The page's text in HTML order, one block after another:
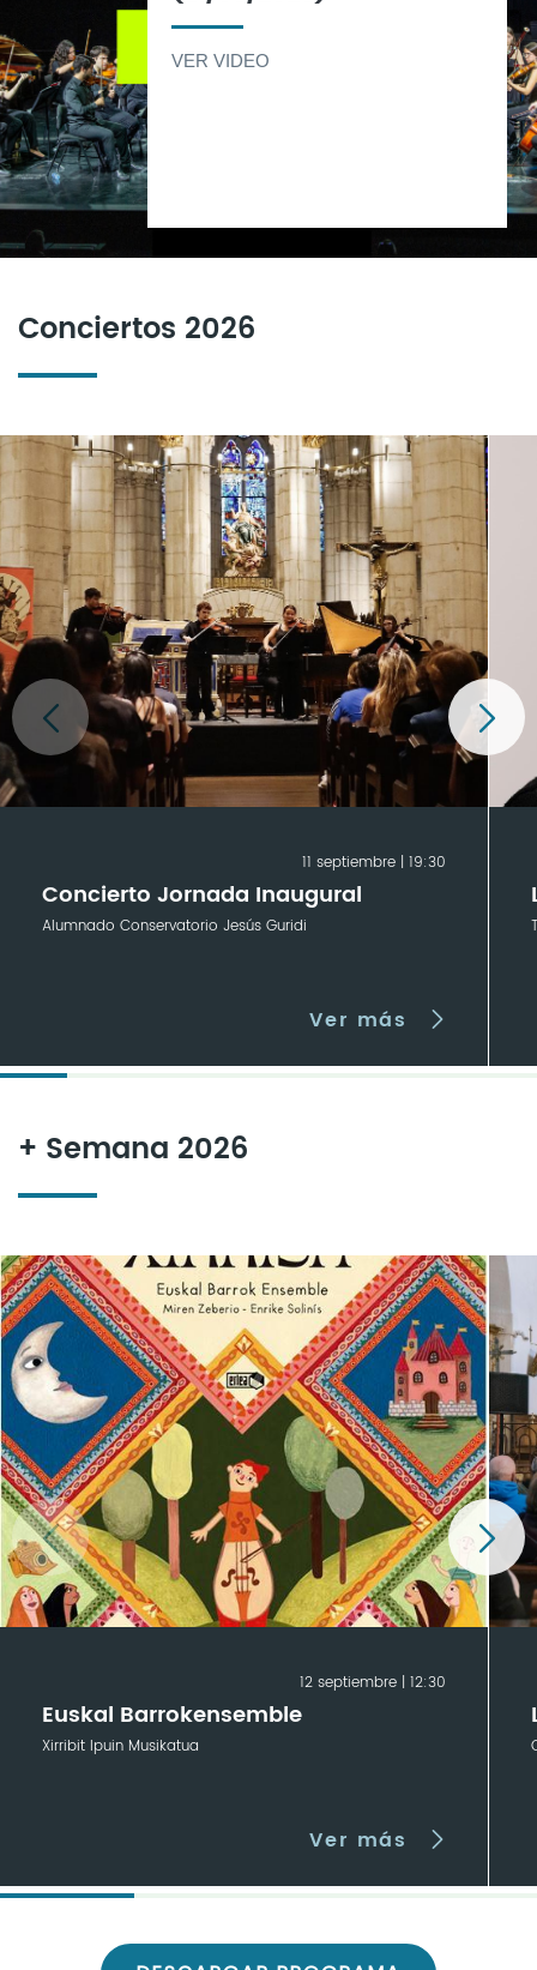
VER VIDEO
Conciertos 2026
11 septiembre | 19:30
Concierto Jornada Inaugural
Alumnado Conservatorio Jesús Guridi
Ver más
+ Semana 2026
12 septiembre | 12:30
Euskal Barrokensemble
Xirribit Ipuin Musikatua
Ver más